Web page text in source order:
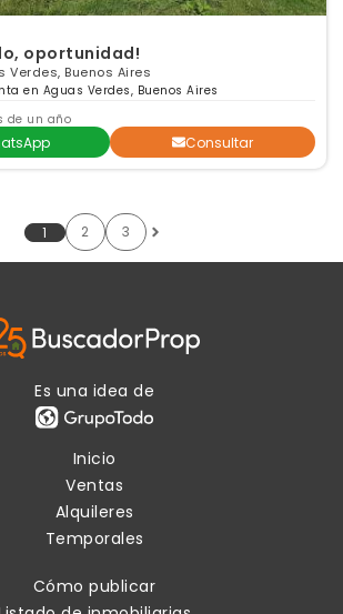
oportunidad!
Verdes, Buenos Aires
en Aguas Verdes, Buenos Aires
de un año
Consultar
1 2 3
Es una idea de
Inicio
Ventas
Alquileres
Temporales
Cómo publicar